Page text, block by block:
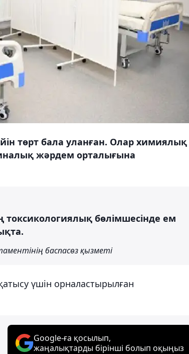
төрт бала уланған. Олар химиялық
жәрдем орталығына
бөлімшесінде ем
баспасөз қызметі
үшін орналастырылған
Google-ға қосылып,
жаңалықтарды бірінші болып оқыңыз